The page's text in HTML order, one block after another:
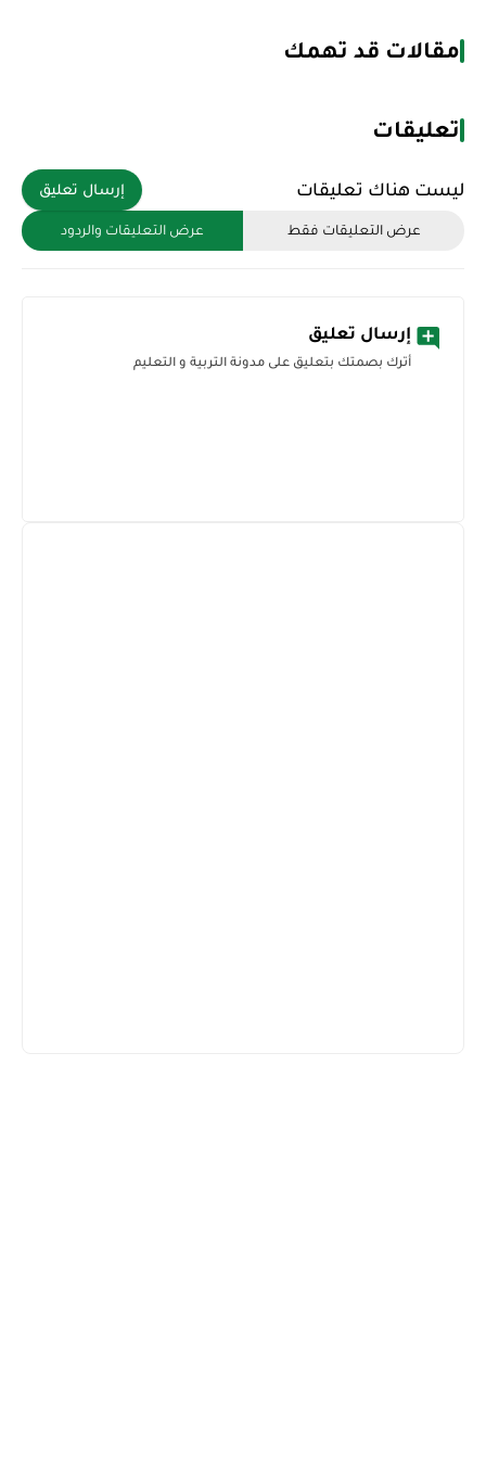
مقالات قد تهمك
تعليقات
ليست هناك تعليقات إرسال تعليق
عرض التعليقات فقط عرض التعليقات والردود
إرسال تعليق
أترك بصمتك بتعليق على مدونة التربية و التعليم